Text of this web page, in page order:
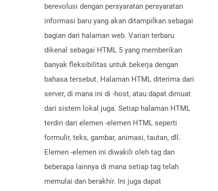
berevolusi dengan persyaratan persyaratan
informasi baru yang akan ditampilkan sebagai
bagian dari halaman web. Varian terbaru
dikenal sebagai HTML 5 yang memberikan
banyak fleksibilitas untuk bekerja dengan
bahasa tersebut. Halaman HTML diterima dari
server, di mana ini di -host, atau dapat dimuat
dari sistem lokal juga. Setiap halaman HTML
terdiri dari elemen -elemen HTML seperti
formulir, teks, gambar, animasi, tautan, dll.
Elemen -elemen ini diwakili oleh tag dan
beberapa lainnya di mana setiap tag telah
memulai dan berakhir. Ini juga dapat